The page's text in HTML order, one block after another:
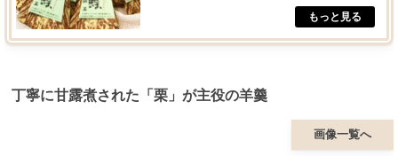
丁寧に甘露煮された「栗」が主役の羊羹
画像一覧へ